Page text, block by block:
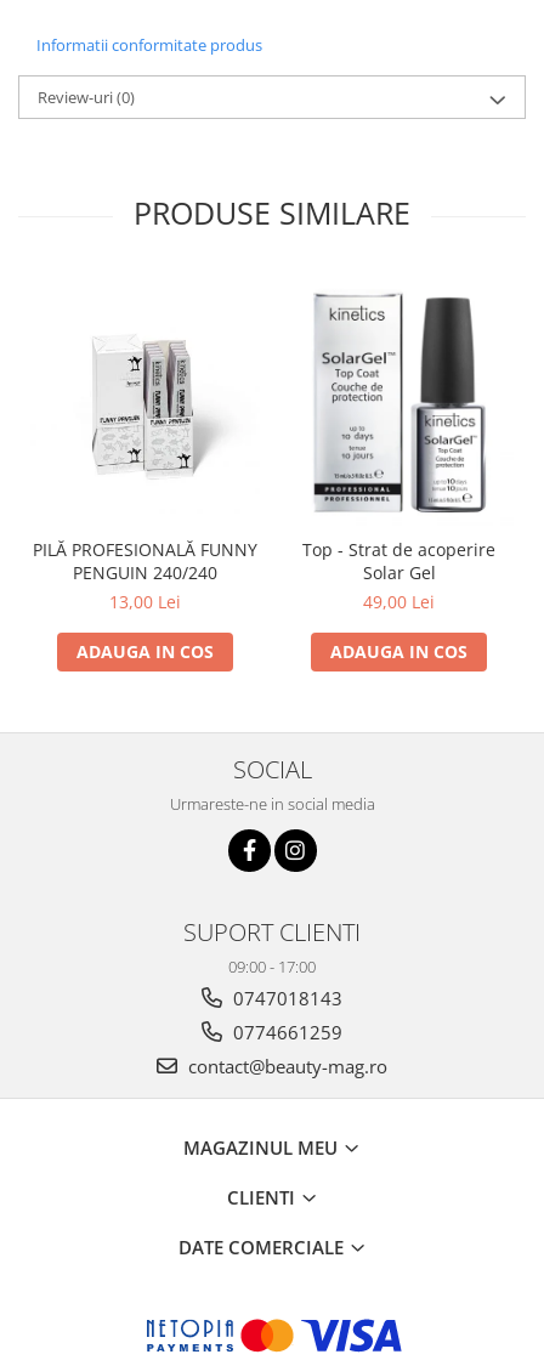
Informatii conformitate produs
Review-uri(0)
PRODUSE SIMILARE
PILĂ PROFESIONALĂ FUNNY
PENGUIN 240/240
13,00 Lei
ADAUGA IN COS
Top - Strat de acoperire
Solar Gel
49,00 Lei
ADAUGA IN COS
SOCIAL
Urmareste-ne in social media
SUPORT CLIENTI
09:00 - 17:00
0747018143
0774661259
contact@beauty-mag.ro
MAGAZINUL MEU
CLIENTI
DATE COMERCIALE